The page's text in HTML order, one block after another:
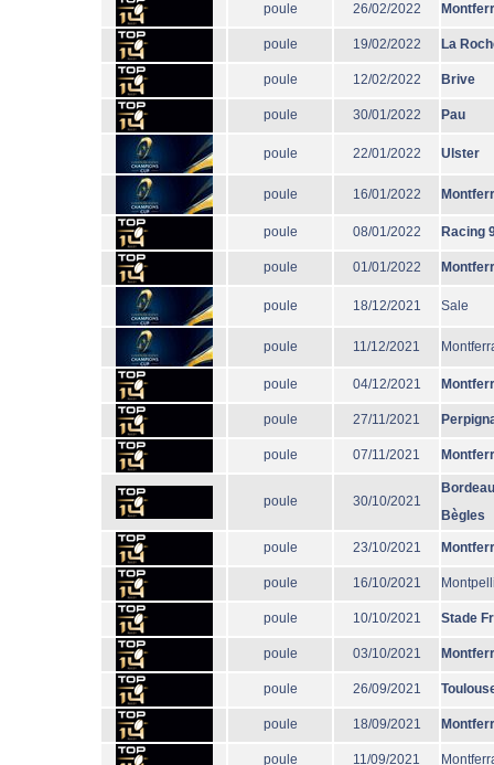
poule 26/02/2022
poule 19/02/2022 La
poule 12/02/2022 Brive
poule 30/01/2022 Pau
poule 22/01/2022 Ulster
poule 16/01/2022
poule 08/01/2022 Racing
poule 01/01/2022
poule 18/12/2021 Sale
poule 11/12/2021
poule 04/12/2021
poule 27/11/2021
poule 07/11/2021
poule 30/10/2021
Bègles
poule 23/10/2021
poule 16/10/2021
poule 10/10/2021 Stade
poule 03/10/2021
poule 26/09/2021
poule 18/09/2021
poule 11/09/2021